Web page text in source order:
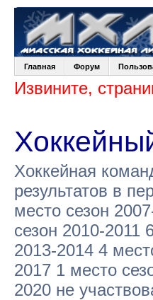
Главная Форум
Извините,
Хоккейная
результатов в
место сезон
сезон 2010-2011
2013-2014 4
2017 1 место
2020 не